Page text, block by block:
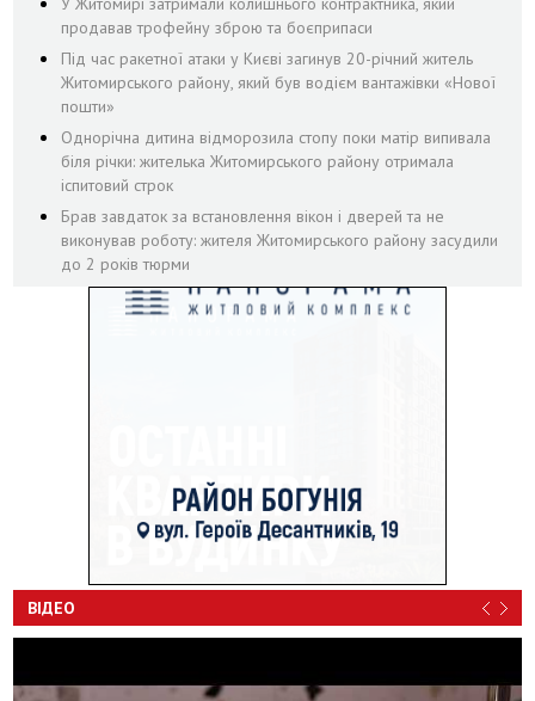
продавав трофейну зброю та боєприпаси
Під час ракетної атаки у Києві загинув 20-річний житель
Житомирського району, який був водієм вантажівки «Нової
пошти»
Однорічна дитина відморозила стопу поки матір випивала
біля річки: жителька Житомирського району отримала
іспитовий строк
Брав завдаток за встановлення вікон і дверей та не
виконував роботу: жителя Житомирського району засудили
до 2 років тюрми
ВІДЕО